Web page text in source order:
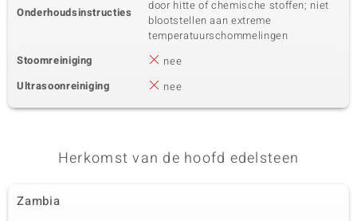
Onderhoudsinstructies
door hitte of chemische stoffen; niet
blootstellen aan extreme
temperatuurschommelingen
Stoomreiniging
nee
Ultrasoonreiniging
nee
Herkomst van de hoofd edelsteen
Zambia